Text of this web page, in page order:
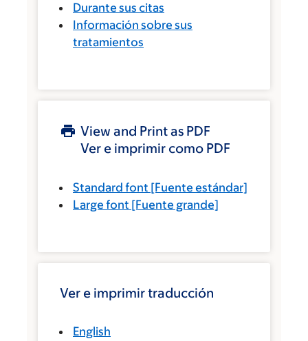
Durante sus citas
Información sobre sus
tratamientos
View and Print as PDF
Ver e imprimir como PDF
Standard font [Fuente estándar]
Large font [Fuente grande]
Ver e imprimir traducción
English